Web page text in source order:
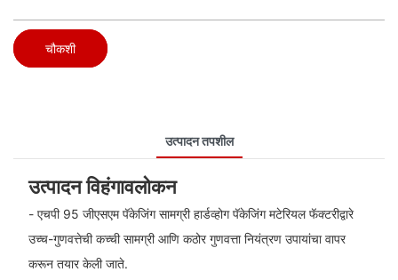
चौकशी
उत्पादन तपशील
उत्पादन विहंगावलोकन
- एचपी 95 जीएसएम पॅकेजिंग सामग्री हार्डव्होग पॅकेजिंग मटेरियल फॅक्टरीद्वारे
उच्च-गुणवत्तेची कच्ची सामग्री आणि कठोर गुणवत्ता नियंत्रण उपायांचा वापर
करून तयार केली जाते.